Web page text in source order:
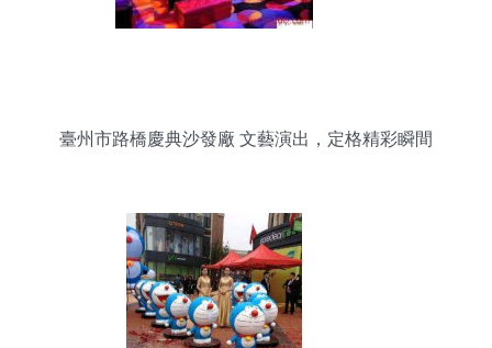
臺州市路橋慶典沙發廠 文藝演出，定格精彩瞬間